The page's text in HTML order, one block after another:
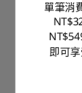
內容創
要的工
支援整
程，讓
生。
單筆消
即可